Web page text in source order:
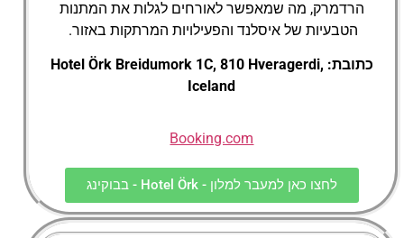
הרדמרק, מה שמאפשר לאורחים לגלות את המתנות
הטבעיות של איסלנד והפעילויות המרתקות באזור.
כתובת: Hotel Örk Breidumork 1C, 810 Hveragerdi,
Iceland
Booking.com
לחצו כאן למעבר למלון - Hotel Örk - בבוקינג